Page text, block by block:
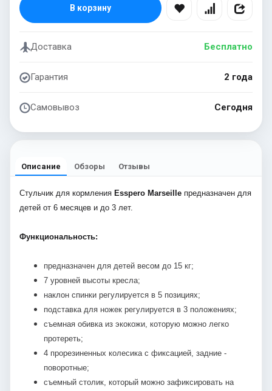
В корзину
Доставка Бесплатно
Гарантия 2 года
Самовывоз Сегодня
Описание Обзоры Отзывы
Стульчик для кормления Esspero Marseille предназначен для
детей от 6 месяцев и до 3 лет.
Функциональность:
предназначен для детей весом до 15 кг;
7 уровней высоты кресла;
наклон спинки регулируется в 5 позициях;
подставка для ножек регулируется в 3 положениях;
съемная обивка из экокожи, которую можно легко
протереть;
4 прорезиненных колесика с фиксацией, задние -
поворотные;
съемный столик, который можно зафиксировать на